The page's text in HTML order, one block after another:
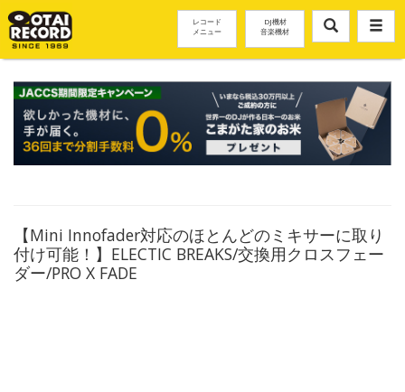
レコード
メニュー
DJ機材
音楽機材
【Mini Innofader対応のほとんどのミキサーに取り
付け可能！】ELECTIC BREAKS/交換用クロスフェー
ダー/PRO X FADE